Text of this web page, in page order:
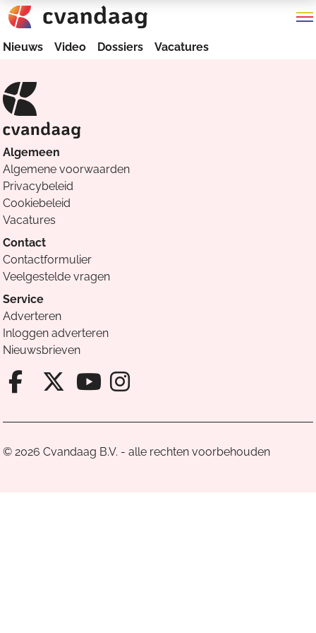
Nieuws Video Dossiers Vacatures
Algemeen
Algemene voorwaarden
Privacybeleid
Cookiebeleid
Vacatures
Contact
Contactformulier
Veelgestelde vragen
Service
Adverteren
Inloggen adverteren
Nieuwsbrieven
Facebook van Cvandaag
X van Cvandaag
Instagram van
© 2026 Cvandaag B.V. - alle rechten voorbehouden